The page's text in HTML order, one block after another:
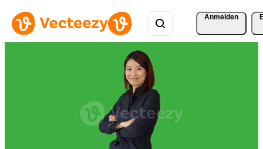
Anmelden